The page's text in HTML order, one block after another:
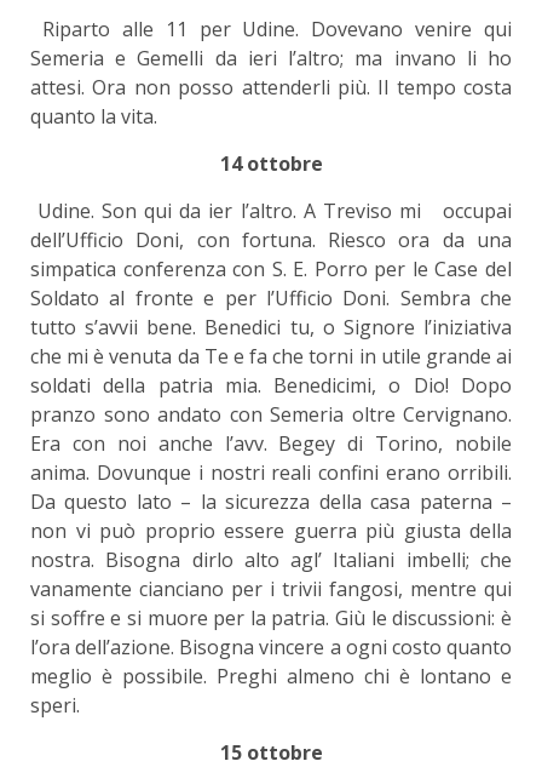
Riparto alle 11 per Udine. Dovevano venire qui
Semeria e Gemelli da ieri l’altro; ma invano li ho
attesi. Ora non posso attenderli più. Il tempo costa
quanto la vita.
14 ottobre
Udine. Son qui da ier l’altro. A Treviso mi occupai
dell’Ufficio Doni, con fortuna. Riesco ora da una
simpatica conferenza con S. E. Porro per le Case del
Soldato al fronte e per l’Ufficio Doni. Sembra che
tutto s’avvii bene. Benedici tu, o Signore l’iniziativa
che mi è venuta da Te e fa che torni in utile grande ai
soldati della patria mia. Benedicimi, o Dio! Dopo
pranzo sono andato con Semeria oltre Cervignano.
Era con noi anche l’avv. Begey di Torino, nobile
anima. Dovunque i nostri reali confini erano orribili.
Da questo lato – la sicurezza della casa paterna –
non vi può proprio essere guerra più giusta della
nostra. Bisogna dirlo alto agl’ Italiani imbelli; che
vanamente cianciano per i trivii fangosi, mentre qui
si soffre e si muore per la patria. Giù le discussioni: è
l’ora dell’azione. Bisogna vincere a ogni costo quanto
meglio è possibile. Preghi almeno chi è lontano e
speri.
15 ottobre